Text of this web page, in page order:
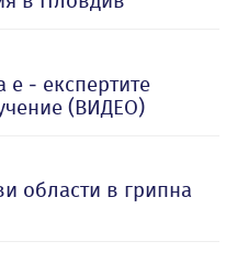
е - експертите
(ВИДЕО)
области в грипна